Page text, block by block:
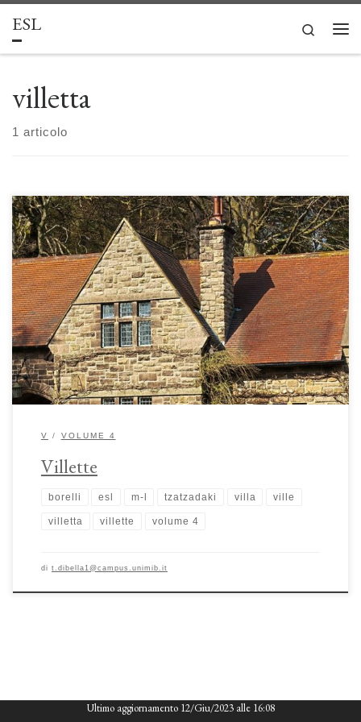
Passa al contenuto
ESL
Search
villetta
1 articolo
La villetta: costruzione e decostruzione di unmito di Guido Borelli e
Olga Tzatzadaki La villetta è una tipologia architettonica residenziale
mono o bi-familiare, generalmente localizzata in ambito extra-urbano.
Considerata oggi uno degli stili abitativi propri del (e più desiderati dal)
ceto medio, la villetta presenta una certa evoluzione stilistica e […]
V VOLUME 4
Villette
borelli esl m-l tzatzadaki villa ville
villetta villette volume 4
di t.dibella1@campus.unimib.it
Ultimo aggiornamento 12/Giu/2023 alle 16:08